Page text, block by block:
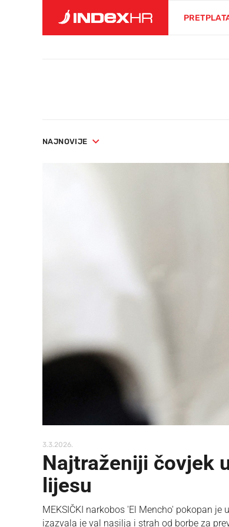
NAJNOVIJE
3.3.2026.
Najtraženiji čovjek
lijesu
MEKSIČKI narkobos 'El Mencho' pokopan
izazvala je val nasilja i strah od borbe za